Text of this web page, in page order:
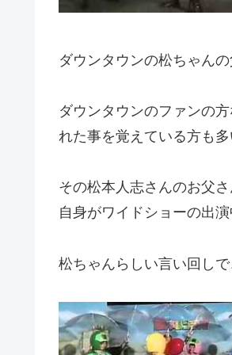
ダウンタウンの松ちゃん
ダウンタウンのファンの
れた事を覚えている方も多
その松本人志さんのお父
自身がワイドショーの出演
松ちゃんらしい言い回し